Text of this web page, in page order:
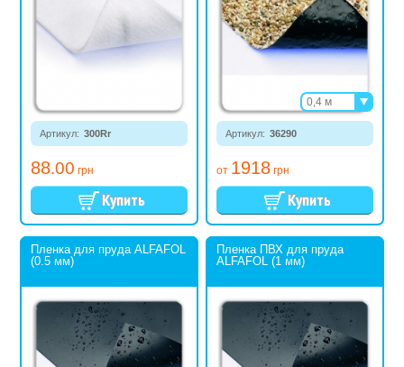
Артикул: 300Rr
88.00 грн
Артикул: 36290
от 1918 грн
0,4 м
0,6 м
Пленка для пруда ALFAFOL
(0.5 мм)
Пленка ПВХ для пруда
ALFAFOL (1 мм)